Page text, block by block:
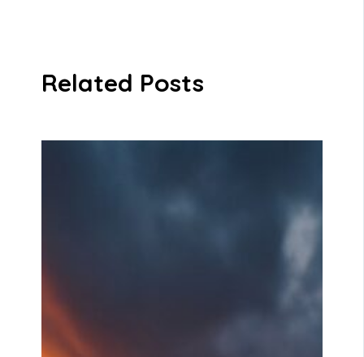
Related Posts